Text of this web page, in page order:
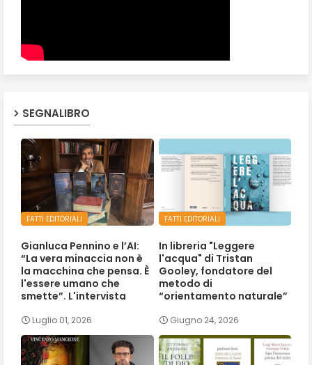
SEGNALIBRO
FATTI EDITORIALI
Gianluca Pennino e l’AI:
“La vera minaccia non è
la macchina che pensa. È
l'essere umano che
smette”. L'intervista
Luglio 01, 2026
FATTI EDITORIALI
In libreria "Leggere
l'acqua" di Tristan
Gooley, fondatore del
metodo di
“orientamento naturale”
Giugno 24, 2026